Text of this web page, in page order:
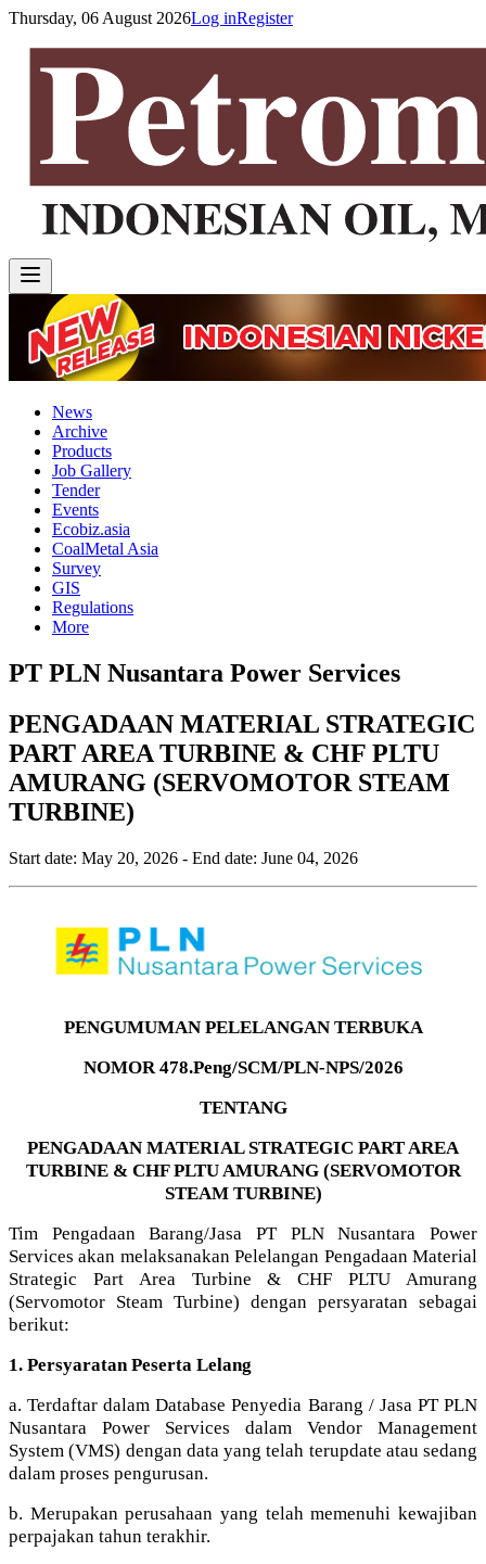
Thursday, 06 August 2026Log inRegister
News
Archive
Products
Job Gallery
Tender
Events
Ecobiz.asia
CoalMetal Asia
Survey
GIS
Regulations
More
PT PLN Nusantara Power Services
PENGADAAN MATERIAL STRATEGIC
PART AREA TURBINE & CHF PLTU
AMURANG (SERVOMOTOR STEAM
TURBINE)
Start date: May 20, 2026 - End date: June 04, 2026
PENGUMUMAN PELELANGAN TERBUKA
NOMOR 478.Peng/SCM/PLN-NPS/2026
TENTANG
PENGADAAN MATERIAL STRATEGIC PART AREA
TURBINE & CHF PLTU AMURANG (SERVOMOTOR
STEAM TURBINE)
Tim Pengadaan Barang/Jasa PT PLN Nusantara Power
Services akan melaksanakan Pelelangan Pengadaan Material
Strategic Part Area Turbine & CHF PLTU Amurang
(Servomotor Steam Turbine) dengan persyaratan sebagai
berikut:
1. Persyaratan Peserta Lelang
a. Terdaftar dalam Database Penyedia Barang / Jasa PT PLN
Nusantara Power Services dalam Vendor Management
System (VMS) dengan data yang telah terupdate atau sedang
dalam proses pengurusan.
b. Merupakan perusahaan yang telah memenuhi kewajiban
perpajakan tahun terakhir.